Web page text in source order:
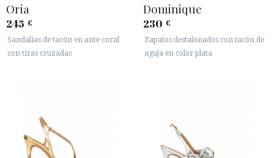
Oria
245 €
Sandalias de tacón en ante coral
con tiras cruzadas
Dominique
230 €
Zapatos destalonados con tacón de
aguja en color plata